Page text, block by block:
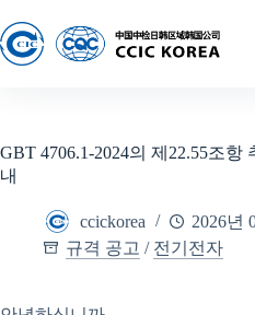
GBT 4706.1-2024의 제22.55조항
내
ccickorea
2026년
규격 공고 / 전기전자